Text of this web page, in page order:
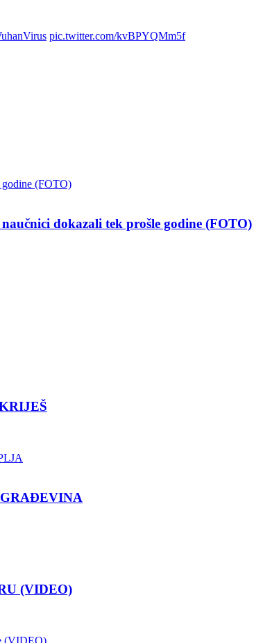
pic.twitter.com/kvBPYQMm5f
dokazali tek prošle godine (FOTO)
(VIDEO)